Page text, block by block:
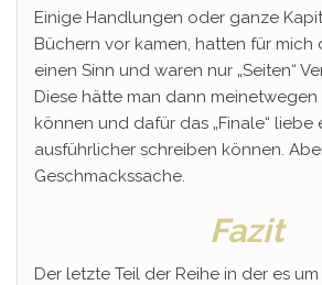
Einige Handlungen oder ganze
Büchern vor kamen, hatten für mich
einen Sinn und waren nur „Seiten“
Diese hätte man dann
können und dafür das „Finale“ liebe
ausführlicher schreiben können.
Geschmackssache.
Fazit
Der letzte Teil der Reihe in der es